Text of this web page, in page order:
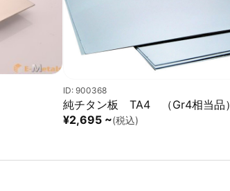
ID: 900368
純チタン板 TA4 （Gr4相当品）
¥2,695 ~(税込)